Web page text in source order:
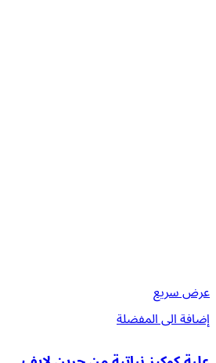
عرض سريع
إضافة الى المفضلة